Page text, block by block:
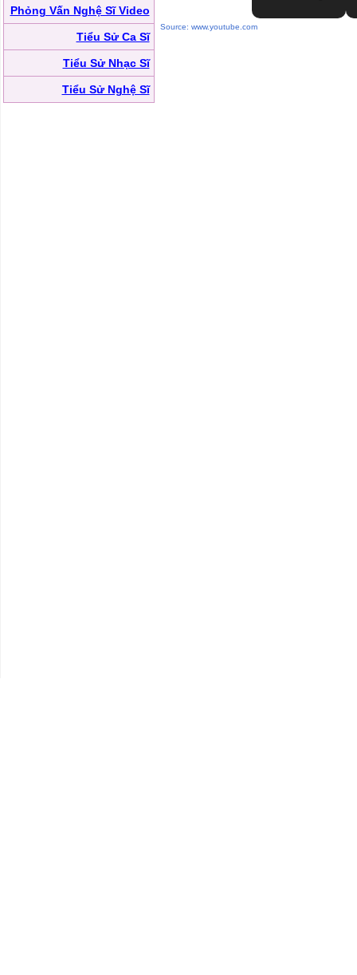
Phỏng Vấn Nghệ Sĩ Video
Tiểu Sử Ca Sĩ
Tiểu Sử Nhạc Sĩ
Tiểu Sử Nghệ Sĩ
Source: www.youtube.com